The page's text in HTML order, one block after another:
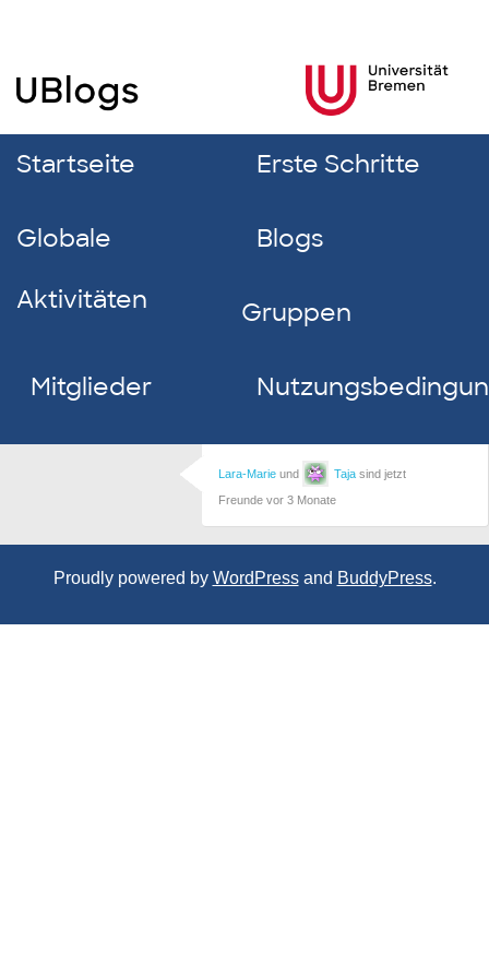
Startseite Erste Schritte
Globale
Aktivitäten
Blogs
Gruppen
Mitglieder
Lara-Marie und Taja sind jetzt
Freunde vor 3 Monate
Proudly powered by WordPressand BuddyPress.